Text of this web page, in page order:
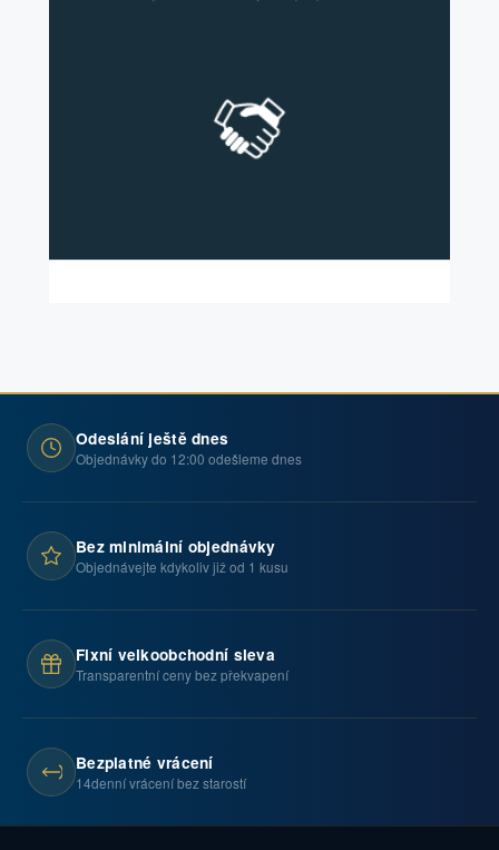
Odeslání ještě dnes
Objednávky do 12:00 odešleme dnes
Bez minimální objednávky
Objednávejte kdykoliv již od 1 kusu
Fixní velkoobchodní sleva
Transparentní ceny bez překvapení
Bezplatné vrácení
14denní vrácení bez starostí